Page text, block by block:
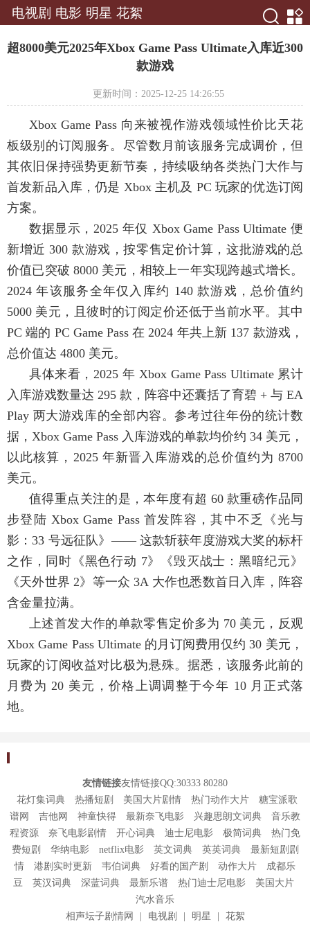
电视剧 电影 明星 花絮
超8000美元2025年Xbox Game Pass Ultimate入库近300
款游戏
更新时间：2025-12-25 14:26:55
Xbox Game Pass 向来被视作游戏领域性价比天花
板级别的订阅服务。尽管数月前该服务完成调价，但
其依旧保持强势更新节奏，持续吸纳各类热门大作与
首发新品入库，仍是 Xbox 主机及 PC 玩家的优选订阅
方案。
数据显示，2025 年仅 Xbox Game Pass Ultimate 便
新增近 300 款游戏，按零售定价计算，这批游戏的总
价值已突破 8000 美元，相较上一年实现跨越式增长。
2024 年该服务全年仅入库约 140 款游戏，总价值约
5000 美元，且彼时的订阅定价还低于当前水平。其中
PC 端的 PC Game Pass 在 2024 年共上新 137 款游戏，
总价值达 4800 美元。
具体来看，2025 年 Xbox Game Pass Ultimate 累计
入库游戏数量达 295 款，阵容中还囊括了育碧 + 与 EA
Play 两大游戏库的全部内容。参考过往年份的统计数
据，Xbox Game Pass 入库游戏的单款均价约 34 美元，
以此核算，2025 年新晋入库游戏的总价值约为 8700
美元。
值得重点关注的是，本年度有超 60 款重磅作品同
步登陆 Xbox Game Pass 首发阵容，其中不乏《光与
影：33 号远征队》—— 这款斩获年度游戏大奖的标杆
之作，同时《黑色行动 7》《毁灭战士：黑暗纪元》
《天外世界 2》等一众 3A 大作也悉数首日入库，阵容
含金量拉满。
上述首发大作的单款零售定价多为 70 美元，反观
Xbox Game Pass Ultimate 的月订阅费用仅约 30 美元，
玩家的订阅收益对比极为悬殊。据悉，该服务此前的
月费为 20 美元，价格上调调整于今年 10 月正式落
地。
友情链接友情链接QQ:30333 80280
花灯集词典
热播短剧 美国大片剧情 热门动作大片
糖宝派歌
谱网
吉他网 神童快得 最新奈飞电影 兴趣思朗文词典
音乐教
程资源
奈飞电影剧情 开心词典 迪士尼电影 极简词典
热门免
费短剧
华纳电影 netflix电影 英文词典 英英词典
最新短剧剧
情
港剧实时更新 韦伯词典 好看的国产剧 动作大片
成都乐
豆
英汉词典 深蓝词典 最新乐谱 热门迪士尼电影
美国大片
汽水音乐
相声坛子剧情网
电视剧 明星 花絮